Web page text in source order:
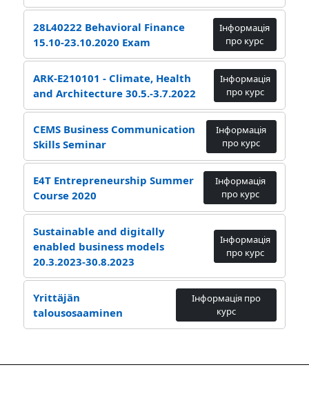
28L40222 Behavioral Finance
15.10-23.10.2020 Exam
Інформація
про курс
ARK-E210101 - Climate, Health
and Architecture 30.5.-3.7.2022
Інформація
про курс
CEMS Business Communication
Skills Seminar
Інформація
про курс
E4T Entrepreneurship Summer
Course 2020
Інформація
про курс
Sustainable and digitally
enabled business models
20.3.2023-30.8.2023
Інформація
про курс
Yrittäjän
talousosaaminen
Інформація про
курс